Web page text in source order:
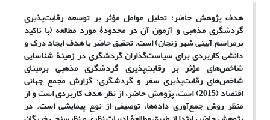
هدف پژوهش حاضر؛ تحلیل عوامل مؤثر بر توسعه رقابت‌پذیری
گردشگری مذهبی و آزمون آن در محدودۀ مورد مطالعه (با تاکید
برمراسم آیینی شهر زنجان) است. تحقیق حاضر با هدف ایجاد درک و
دانشی کاربردی برای سیاست‌‌گذاران گردشگری در زمینۀ شناسایی
شاخص‌‌های مؤثر بر رقابت‌پذیری گردشگری مذهبی برمبنای
شاخص‌های رقابت‌پذیری سفر و گردشگری؛ گزارش مجمع جهانی
اقتصاد (2015) است، پژوهش حاضر، از نظر هدف کاربردی است و از
منظر روش جمع‌آوری داده‌‌ها، توصیفی از نوع پیمایشی است. در